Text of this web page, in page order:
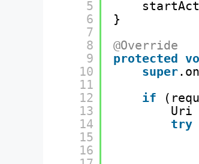
5
6
7
8
9
10
11
12
13
14
15
16
}
@Override
protected
super
if
Uri
try